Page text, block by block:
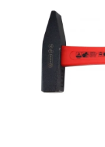
hvězdiček.